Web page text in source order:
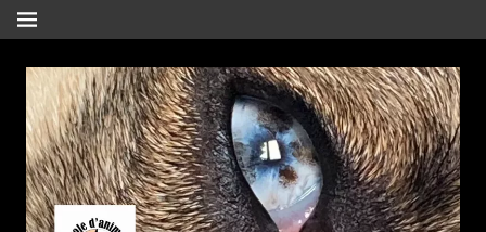
Aller
au
contenu
MENU